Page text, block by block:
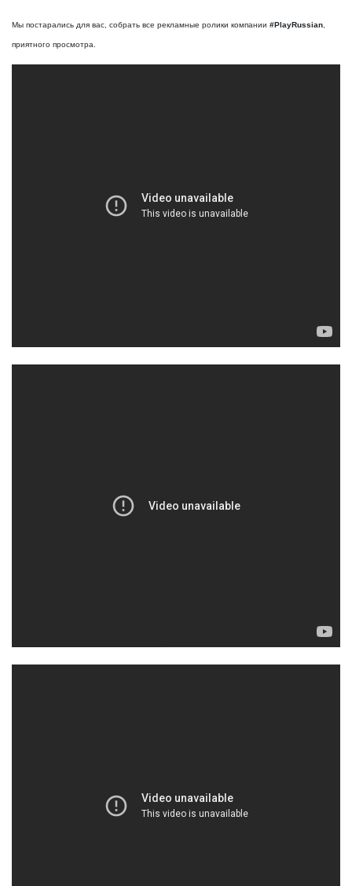
Мы постарались для вас, собрать все рекламные ролики компании #PlayRussian,
приятного просмотра.